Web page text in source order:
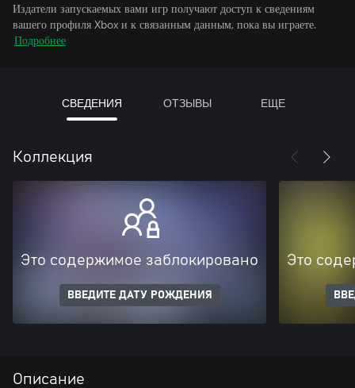
Издатели запускаемых вами игр получают доступ к сведениям
вашего профиля Xbox и к связанным данным, пока вы играете.
Подробнее
СВЕДЕНИЯ ОТЗЫВЫ ЕЩЕ
Коллекция
Это содержимое заблокировано
ВВЕДИТЕ ДАТУ РОЖДЕНИЯ
Это
Описание